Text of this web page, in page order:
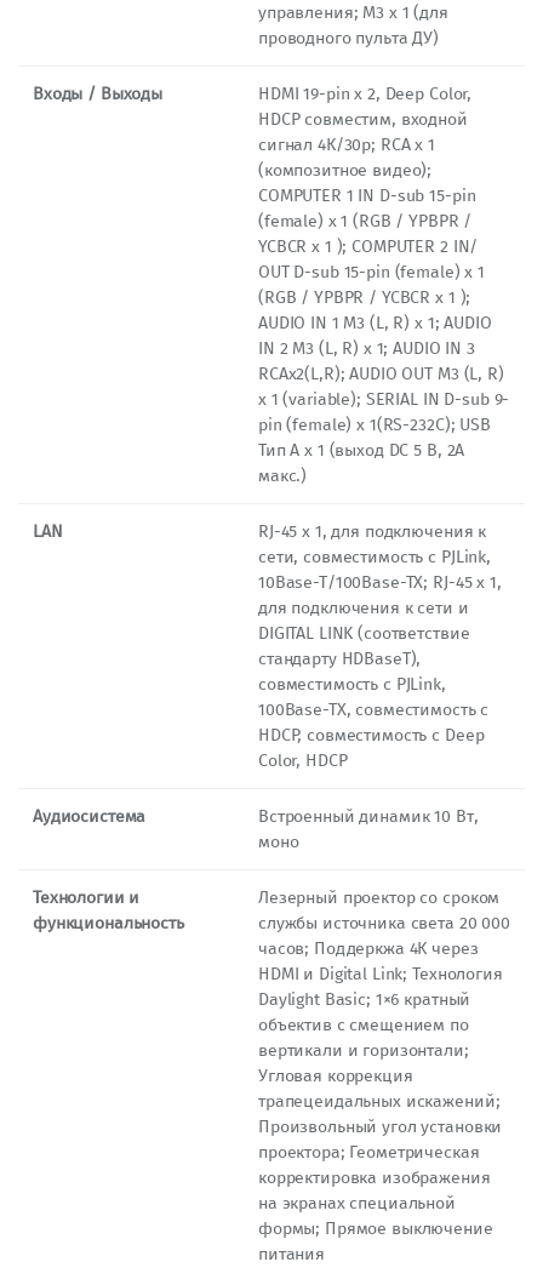
управления; M3 х 1 (для
проводного пульта ДУ)
Входы / Выходы
HDMI 19-pin x 2, Deep Color,
HDCP совместим, входной
сигнал 4К/30p; RCA x 1
(композитное видео);
COMPUTER 1 IN D-sub 15-pin
(female) x 1 (RGB / YPBPR /
YCBCR x 1 ); COMPUTER 2 IN/
OUT D-sub 15-pin (female) x 1
(RGB / YPBPR / YCBCR x 1 );
AUDIO IN 1 M3 (L, R) х 1; AUDIO
IN 2 M3 (L, R) х 1; AUDIO IN 3
RCAx2(L,R); AUDIO OUT M3 (L, R)
х 1 (variable); SERIAL IN D-sub 9-
pin (female) x 1(RS-232C); USB
Тип A x 1 (выход DC 5 В, 2A
макс.)
LAN
RJ-45 х 1, для подключения к
сети, совместимость с PJLink,
10Base-T/100Base-TX; RJ-45 х 1,
для подключения к сети и
DIGITAL LINK (соответствие
стандарту HDBaseT),
совместимость с PJLink,
100Base-TX, совместимость с
HDCP, совместимость с Deep
Color, HDCP
Аудиосистема
Встроенный динамик 10 Вт,
моно
Технологии и
функциональность
Лезерный проектор со сроком
службы источника света 20 000
часов; Поддеркжа 4К через
HDMI и Digital Link; Технология
Daylight Basic; 1×6 кратный
объектив с смещением по
вертикали и горизонтали;
Угловая коррекция
трапецеидальных искажений;
Произвольный угол установки
проектора; Геометрическая
корректировка изображения
на экранах специальной
формы; Прямое выключение
питания